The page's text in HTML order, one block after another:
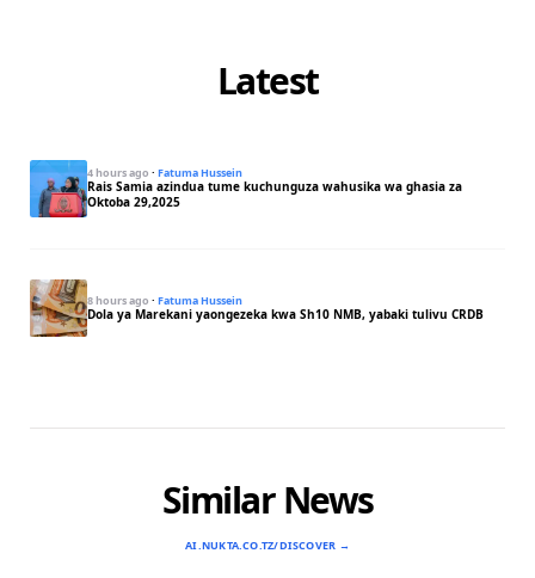
Latest
4 hours ago · Fatuma Hussein
Rais Samia azindua tume kuchunguza wahusika wa ghasia za
Oktoba 29,2025
8 hours ago · Fatuma Hussein
Dola ya Marekani yaongezeka kwa Sh10 NMB, yabaki tulivu CRDB
Similar News
AI.NUKTA.CO.TZ/DISCOVER →